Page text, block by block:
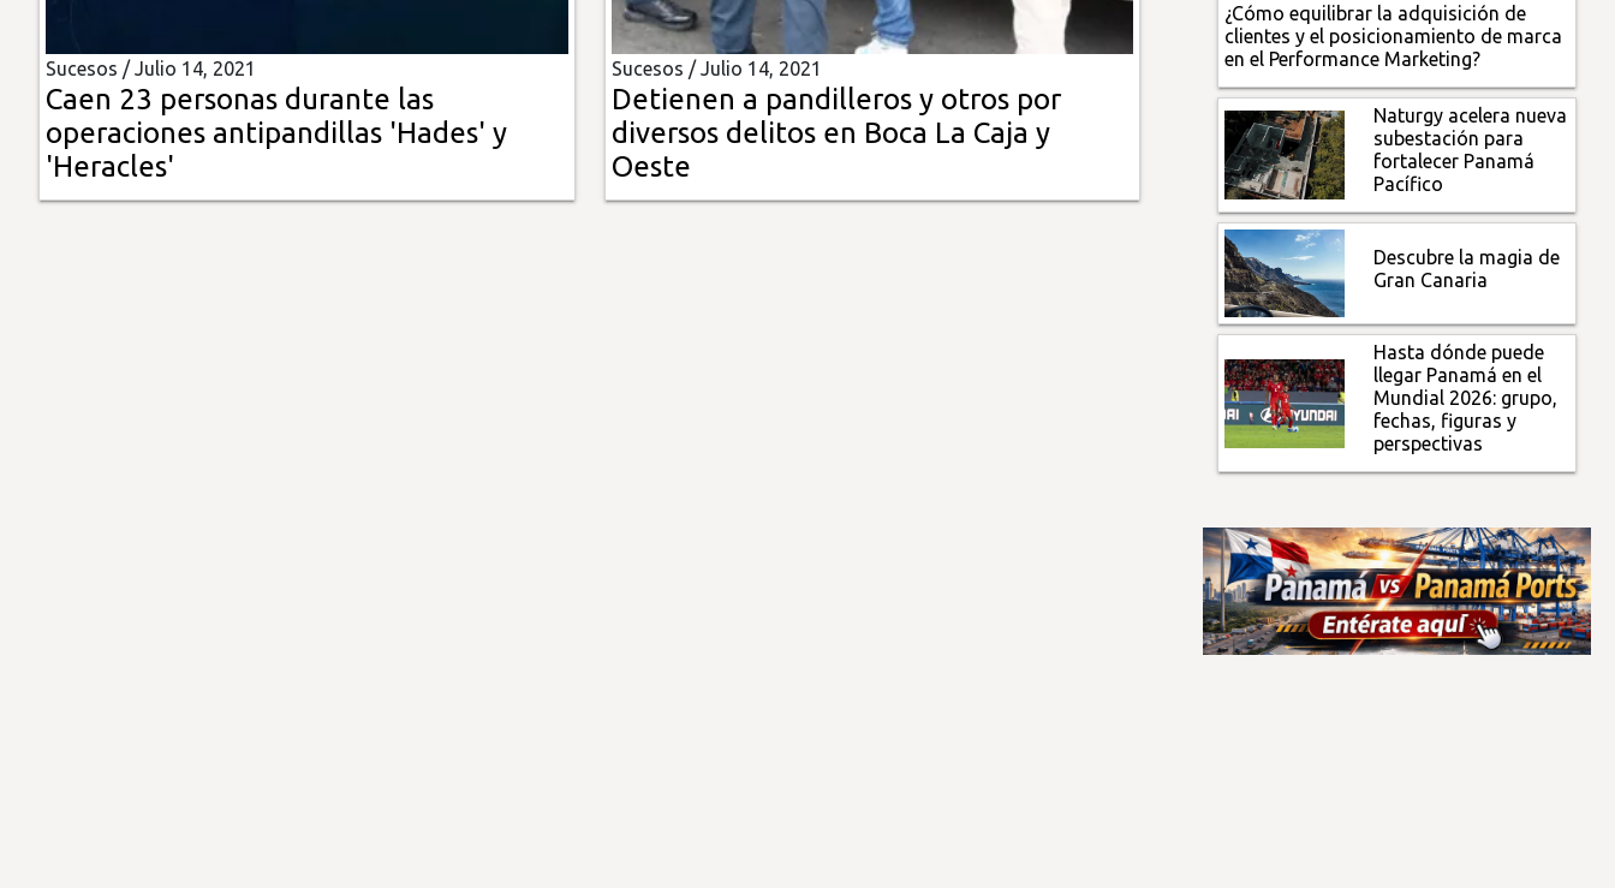
Multimedia
Impreso
Sucesos /Julio 14, 2021
Caen 23 personas durante las
operaciones antipandillas 'Hades' y
'Heracles'
Sucesos /Julio 14, 2021
Detienen a pandilleros y otros por
diversos delitos en Boca La Caja y
Oeste
¿Cómo equilibrar la adquisición de
clientes y el posicionamiento de marca
en el Performance Marketing?
Naturgy acelera nueva
subestación para
fortalecer Panamá
Pacífico
Descubre la magia de
Gran Canaria
Hasta dónde puede
llegar Panamá en el
Mundial 2026: grupo,
fechas, figuras y
perspectivas